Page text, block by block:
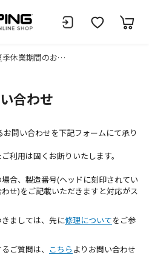
夏季休業期間のお知らせ
合わせ
問い合わせを下記フォームにて承り
利用は固くお断りいたします。
合、製造番号(ヘッドに刻印されてい
せ)をご記載いただきますと対応がス
ましては、先に修理についてをご参
ご質問は、 こちら よりお問い合わせ